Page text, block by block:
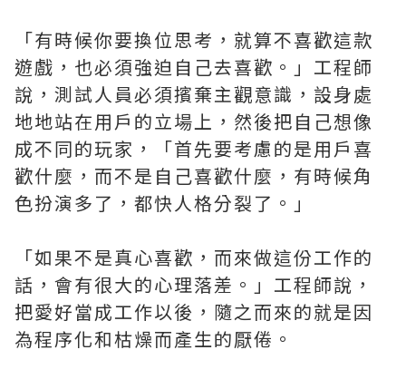
「有時候你要換位思考，就算不喜歡這款
遊戲，也必須強迫自己去喜歡。」工程師
說，測試人員必須擯棄主觀意識，設身處
地地站在用戶的立場上，然後把自己想像
成不同的玩家，「首先要考慮的是用戶喜
歡什麼，而不是自己喜歡什麼，有時候角
色扮演多了，都快人格分裂了。」
「如果不是真心喜歡，而來做這份工作的
話，會有很大的心理落差。」工程師說，
把愛好當成工作以後，隨之而來的就是因
為程序化和枯燥而產生的厭倦。